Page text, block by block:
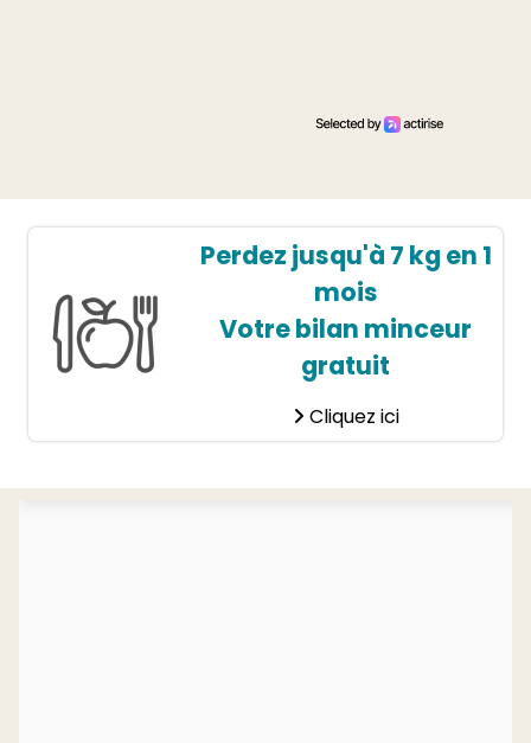
Perdez jusqu'à 7 kg en 1
mois
Votre bilan minceur
gratuit
Cliquez ici